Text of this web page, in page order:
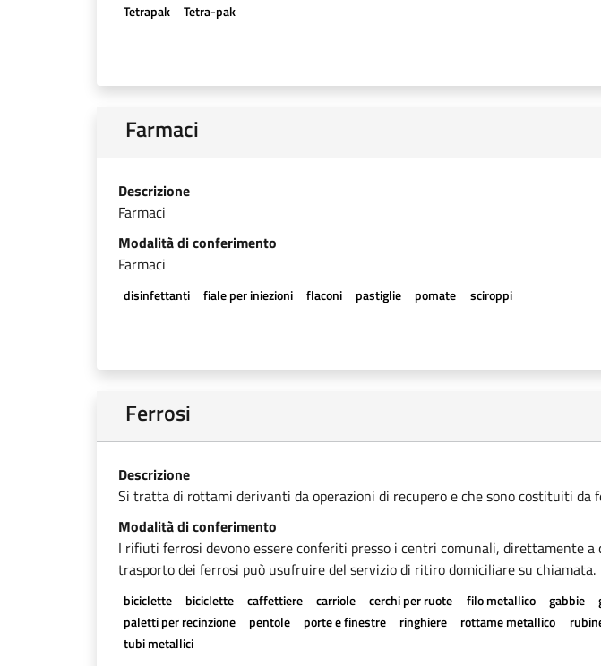
Tetrapak
Tetra-pak
Farmaci
Descrizione
Farmaci
Modalità di conferimento
Farmaci
disinfettanti fiale per iniezioni flaconi pastiglie pomate sciroppi
Ferrosi
Descrizione
Si tratta di rottami derivanti da operazioni di recupero e che sono costituiti da
Modalità di conferimento
I rifiuti ferrosi devono essere conferiti presso i centri comunali, direttamente
trasporto dei ferrosi può usufruire del servizio di ritiro domiciliare su chiamata.
biciclette biciclette caffettiere carriole cerchi per ruote filo metallico gabbie
paletti per recinzione
pentole porte e finestre ringhiere rottame metallico
tubi metallici